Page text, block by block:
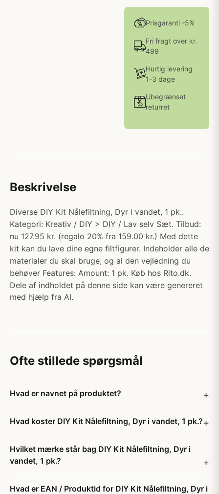
Prisgaranti -5%
Fri fragt over kr.
499
Hurtig levering
1-3 dage
Ubegrænset
returret
Beskrivelse
Diverse DIY Kit Nålefiltning, Dyr i vandet, 1 pk..
Kategori: Kreativ / DIY > DIY / Lav selv Sæt. Tilbud:
nu 127.95 kr. (regalo 20% fra 159.00 kr.) Med dette
kit kan du lave dine egne filtfigurer. Indeholder alle de
materialer du skal bruge, og al den vejledning du
behøver Features: Amount: 1 pk. Køb hos Rito.dk.
Dele af indholdet på denne side kan være genereret
med hjælp fra AI.
Ofte stillede spørgsmål
Hvad er navnet på produktet?
Hvad koster DIY Kit Nålefiltning, Dyr i vandet, 1 pk.?
Hvilket mærke står bag DIY Kit Nålefiltning, Dyr i
vandet, 1 pk.?
Hvad er EAN / Produktid for DIY Kit Nålefiltning, Dyr i